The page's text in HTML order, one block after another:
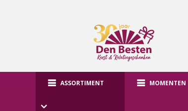
ASSORTIMENT MOMENTEN